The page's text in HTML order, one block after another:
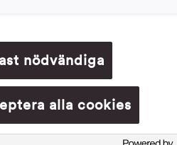
i 30
500 g (ca
400 g (ca
500 g (5 dl)
140 g (1 dl )
6 g (1 tsk) salt
100 g (1 dl)
nödvändiga
alla cookies